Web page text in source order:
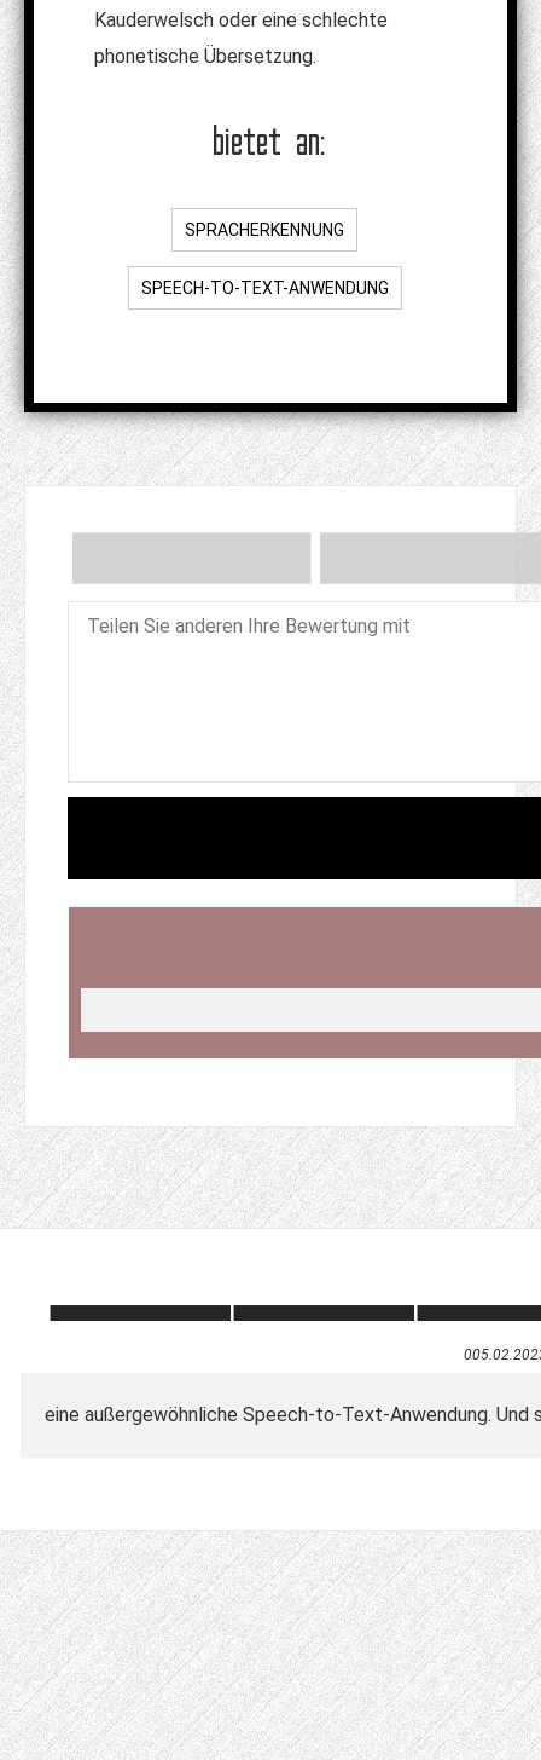
Kauderwelsch oder eine schlechte
phonetische Übersetzung.
bietet an:
SPRACHERKENNUNG
SPEECH-TO-TEXT-ANWENDUNG
eine außergewöhnliche Speech-to-Text-Anwendung. Und